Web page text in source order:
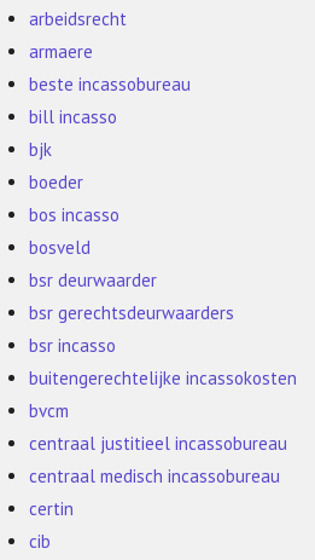
arbeidsrecht
armaere
beste incassobureau
bill incasso
bjk
boeder
bos incasso
bosveld
bsr deurwaarder
bsr gerechtsdeurwaarders
bsr incasso
buitengerechtelijke incassokosten
bvcm
centraal justitieel incassobureau
centraal medisch incassobureau
certin
cib